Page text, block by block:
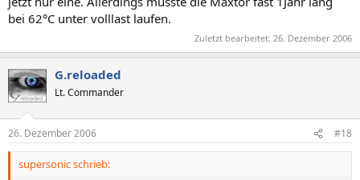
bei 62°C unter volllast laufen.
Zuletzt bearbeitet: 26. Dezember 2006
G.reloaded
Lt. Commander
26. Dezember 2006 #18
supersonic schrieb: